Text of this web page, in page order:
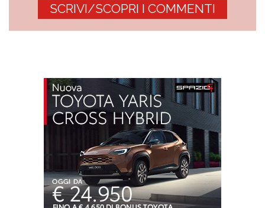
SCRIVI/SCOPRI I COMMENTI